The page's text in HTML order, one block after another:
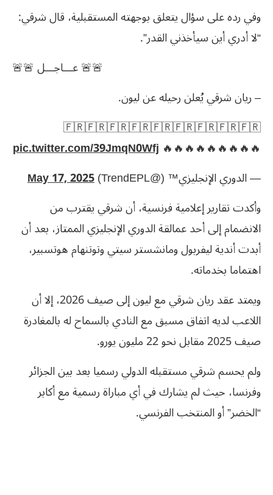
وفي رده على سؤال يتعلق بوجهته المستقبلية، قال شرقي:
“لا أدري أين سيأخذني القدر”.
🚨🚨 عـــاجـــل 🚨🚨
– ريان شرقي يُعلن رحيله عن ليون.
🇫🇷🇫🇷🇫🇷🇫🇷🇫🇷🇫🇷🇫🇷🇫🇷🇫🇷
🔥🔥🔥🔥🔥🔥🔥🔥🔥
pic.twitter.com/39JmqN0Wfj
— الدوري الإنجليزي™ (@TrendEPL)
May 17, 2025
وأكدت تقارير إعلامية فرنسية، أن شرقي يقترب من
الانضمام إلى أحد عمالقة الدوري الإنجليزي الممتاز، بعد أن
أبدت أندية ليفربول ومانشستر سيتي وتوتنهام هوتسبير،
اهتماما بخدماته.
ويمتد عقد ريان شرقي مع ليون إلى صيف 2026، إلا أن
اللاعب لديه اتفاق مسبق مع النادي بالسماح له بالمغادرة
صيف 2025 مقابل نحو 22 مليون يورو.
ولم يحسم شرقي مستقبله الدولي رسميا بعد بين الجزائر
وفرنسا، حيث لم يشارك في أي مباراة رسمية مع أكابر
“الخضر” أو المنتخب الفرنسي.